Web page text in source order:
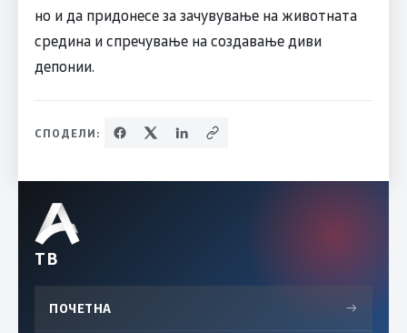
но и да придонесе за зачувување на животната
средина и спречување на создавање диви
депонии.
СПОДЕЛИ:
ТВ
ПОЧЕТНА →